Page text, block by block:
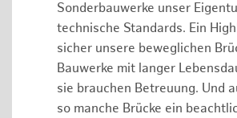
Sonderbauwerke unser
technische Standards. Ein
sicher unsere beweglichen
Bauwerke mit langer
sie brauchen Betreuung. Und
so manche Brücke ein